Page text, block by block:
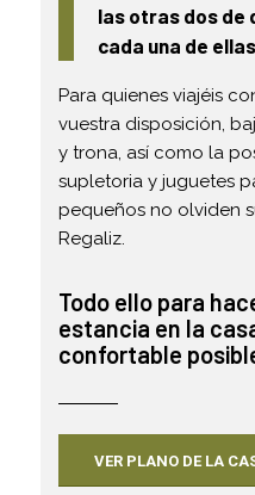
las otras dos de
cada una de
Para quienes viajéis
vuestra disposición,
y trona, así como la
supletoria y juguetes
pequeños no olviden
Regaliz.
Todo ello para
estancia en la
confortable
VER PLANO DE LA